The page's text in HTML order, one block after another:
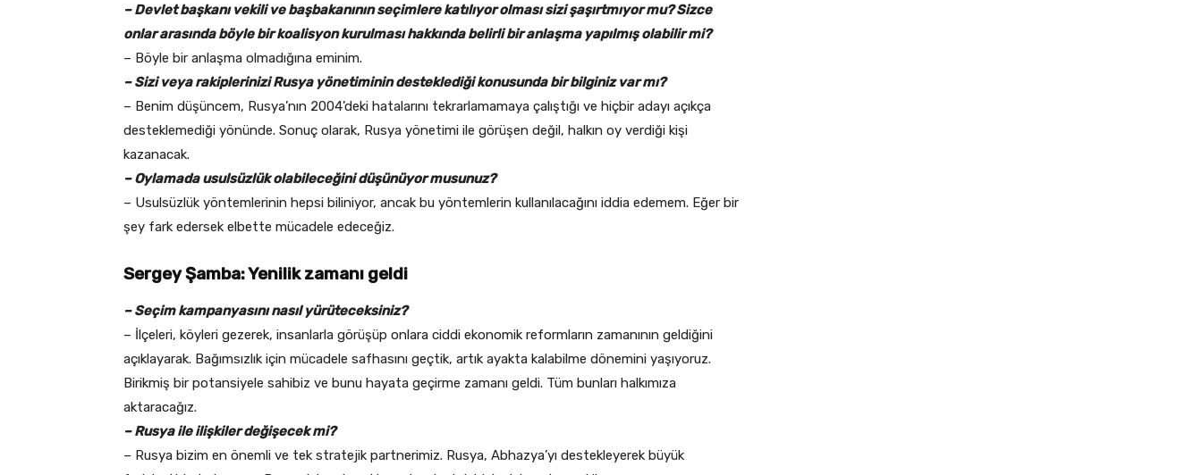
– Devlet başkanı vekili ve başbakanının seçimlere katılıyor olması sizi şaşırtmıyor mu? Sizce
onlar arasında böyle bir koalisyon kurulması hakkında belirli bir anlaşma yapılmış olabilir mi?
– Böyle bir anlaşma olmadığına eminim.
– Sizi veya rakiplerinizi Rusya yönetiminin desteklediği konusunda bir bilginiz var mı?
– Benim düşüncem, Rusya’nın 2004’deki hatalarını tekrarlamamaya çalıştığı ve hiçbir adayı açıkça
desteklemediği yönünde. Sonuç olarak, Rusya yönetimi ile görüşen değil, halkın oy verdiği kişi
kazanacak.
– Oylamada usulsüzlük olabileceğini düşünüyor musunuz?
– Usulsüzlük yöntemlerinin hepsi biliniyor, ancak bu yöntemlerin kullanılacağını iddia edemem. Eğer bir
şey fark edersek elbette mücadele edeceğiz.
Sergey Şamba: Yenilik zamanı geldi
– Seçim kampanyasını nasıl yürüteceksiniz?
– İlçeleri, köyleri gezerek, insanlarla görüşüp onlara ciddi ekonomik reformların zamanının geldiğini
açıklayarak. Bağımsızlık için mücadele safhasını geçtik, artık ayakta kalabilme dönemini yaşıyoruz.
Birikmiş bir potansiyele sahibiz ve bunu hayata geçirme zamanı geldi. Tüm bunları halkımıza
aktaracağız.
– Rusya ile ilişkiler değişecek mi?
– Rusya bizim en önemli ve tek stratejik partnerimiz. Rusya, Abhazya’yı destekleyerek büyük